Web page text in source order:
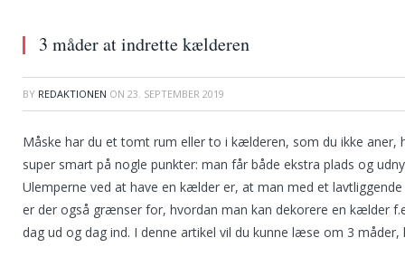
3 måder at indrette kælderen
BY REDAKTIONEN ON 23. SEPTEMBER 2019
Måske har du et tomt rum eller to i kælderen, som du ikke aner,
super smart på nogle punkter: man får både ekstra plads og
Ulemperne ved at have en kælder er, at man med et
er der også grænser for, hvordan man kan dekorere en kælder
dag ud og dag ind. I denne artikel vil du kunne læse om 3